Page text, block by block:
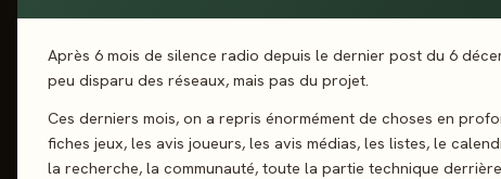
Après 6 mois de silence radio depuis le dernier post du 6
peu disparu des réseaux, mais pas du projet.
Ces derniers mois, on a repris énormément de choses en
fiches jeux, les avis joueurs, les avis médias, les listes, le
la recherche, la communauté, toute la partie technique
3-6 joueurs